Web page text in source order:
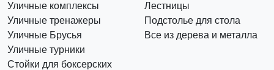
Уличные комплексы
Уличные тренажеры
Уличные Брусья
Уличные турники
Стойки для боксерских
Лестницы
Подстолье для стола
Все из дерева и металла